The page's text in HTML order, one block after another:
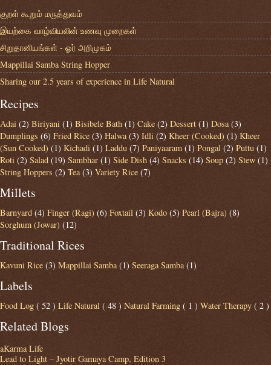
குறள் கூறும் மருத்துவம்
இயற்கை வாழ்வியலின் உணவு முறைகள்
சிறுதானியங்கள் - ஓர் அறிமுகம்
Mappillai Samba String Hopper
Sharing our 2.5 years of experience in Life Natural
Recipes
Adai (2) Biriyani (1) Bisibele Bath (1) Cake (2) Dessert (1) Dosa (3)
Dumplings (6) Fried Rice (3) Halwa (3) Idli (2) Kheer (Cooked) (1) Kheer
(Sun Cooked) (1) Kichadi (1) Laddu (7) Paniyaaram (1) Pongal (2) Puttu (1)
Roti (2) Salad (19) Sambhar (1) Side Dish (4) Snacks (14) Soup (2) Stew (1)
String Hoppers (2) Tea (3) Variety Rice (7)
Millets
Barnyard (4) Finger (Ragi) (6) Foxtail (3) Kodo (5) Pearl (Bajra) (8)
Sorghum (Jowar) (12)
Traditional Rices
Kavuni Rice (3) Mappillai Samba (1) Seeraga Samba (1)
Labels
Food Log ( 52 ) Life Natural ( 48 ) Natural Farming ( 1 ) Water Therapy ( 2 )
Related Blogs
aKarma Life
Lead to Light – Jyotir Gamaya Camp, Edition 3